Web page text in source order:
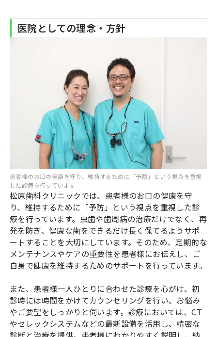
医院としての理念・方針
患者様のお口の健康を守り、維持するために「予防」という視点を重視
した診療を行っています
松原歯科クリニックでは、患者様のお口の健康を守
り、維持するために「予防」という視点を重視した診
療を行っています。虫歯や歯周病の治療だけでなく、再
発を防ぎ、健康な歯をできるだけ長く保てるようサポ
ートすることを大切にしています。そのため、定期的な
メンテナンスやケアの重要性を患者様にお伝えし、ご
自身で健康を維持するためのサポートを行っています。
また、患者様一人ひとりに合わせた診療を心がけ、初
診時には時間をかけてカウンセリングを行い、お悩み
やご要望をしっかりと伺います。診療においては、CT
やセレックシステムなどの最新設備を活用し、精密な